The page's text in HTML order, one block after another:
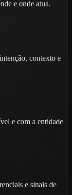
e onde atua.
contexto e
e com a entidade
e sinais de